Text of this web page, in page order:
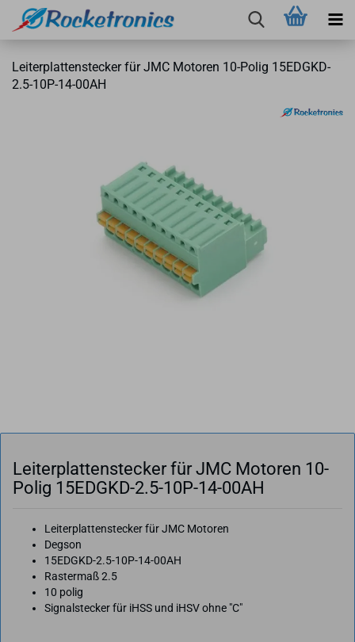
Lei­ter­plat­ten­ste­cker für JMC Mo­to­ren 10-​Polig 15EDGKD-​
2.5-​10P-14-00AH
Lei­ter­plat­ten­ste­cker für JMC Mo­to­ren 10-​
Polig 15EDGKD-​2.5-​10P-14-00AH
Leiterplattenstecker für JMC Motoren
Degson
15EDGKD-2.5-10P-14-00AH
Rastermaß 2.5
10 polig
Signalstecker für iHSS und iHSV ohne "C"